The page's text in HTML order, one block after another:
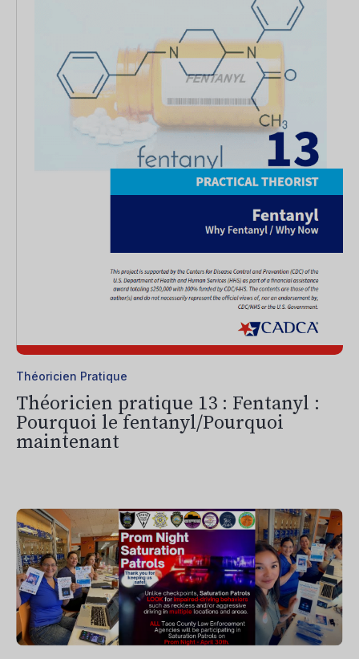
Théoricien Pratique
Théoricien pratique 13 : Fentanyl :
Pourquoi le fentanyl/Pourquoi
maintenant